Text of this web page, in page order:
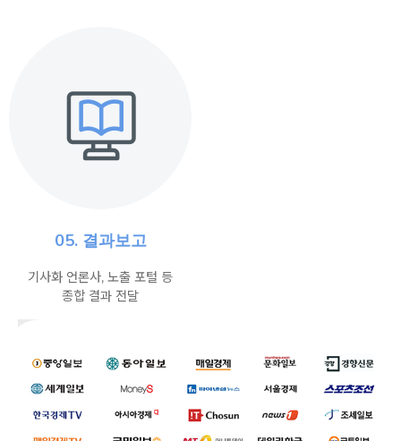
05. 결과보고
기사화 언론사, 노출 포털 등
종합 결과 전달